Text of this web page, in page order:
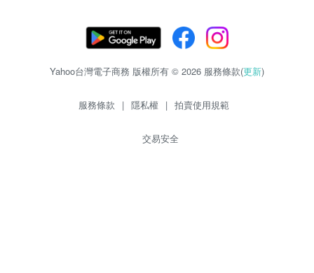
Yahoo台灣電子商務 版權所有 © 2026 服務條款(更新)
服務條款 | 隱私權 | 拍賣使用規範
交易安全